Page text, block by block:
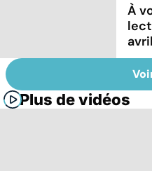
À
Plus de vidéos